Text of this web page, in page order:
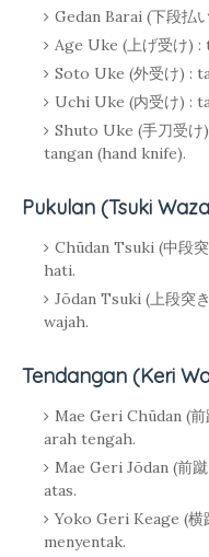
Gedan Barai (下段払
Age Uke (上げ受け)
Soto Uke (外受け) :
Uchi Uke (内受け) :
Shuto Uke (手刀受
tangan (hand knife).
Pukulan (Tsuki
Chūdan Tsuki (中段
hati.
Jōdan Tsuki (上段突
wajah.
Tendangan (Keri
Mae Geri Chūdan (
arah tengah.
Mae Geri Jōdan (前
atas.
Yoko Geri Keage (横
menyentak.